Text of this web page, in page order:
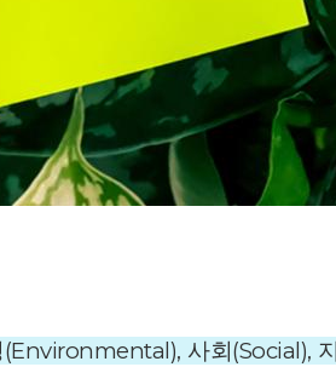
(Environmental), 사회(Social),